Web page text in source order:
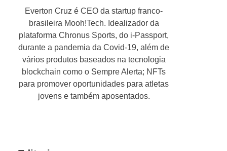
Everton Cruz é CEO da startup franco-
brasileira Mooh!Tech. Idealizador da
plataforma Chronus Sports, do i-Passport,
durante a pandemia da Covid-19, além de
vários produtos baseados na tecnologia
blockchain como o Sempre Alerta; NFTs
para promover oportunidades para atletas
jovens e também aposentados.